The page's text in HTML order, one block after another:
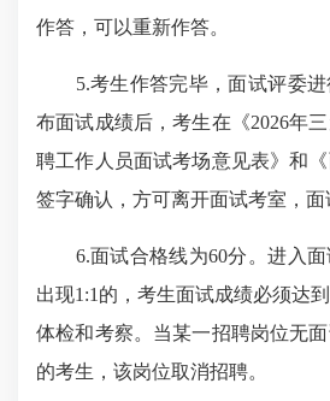
作答，可以重新作答。
5.考生作答完毕，面试评委进
布面试成绩后，考生在《2026年
聘工作人员面试考场意见表》和
签字确认，方可离开面试考室，面
6.面试合格线为60分。进入面
出现1:1的，考生面试成绩必须达
体检和考察。当某一招聘岗位无
的考生，该岗位取消招聘。